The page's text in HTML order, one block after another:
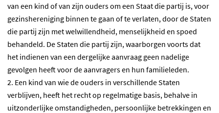
van een kind of van zijn ouders om een Staat die partij is, voor
gezinshereniging binnen te gaan of te verlaten, door de Staten
die partij zijn met welwillendheid, menselijkheid en spoed
behandeld. De Staten die partij zijn, waarborgen voorts dat
het indienen van een dergelijke aanvraag geen nadelige
gevolgen heeft voor de aanvragers en hun familieleden.
2. Een kind van wie de ouders in verschillende Staten
verblijven, heeft het recht op regelmatige basis, behalve in
uitzonderlijke omstandigheden, persoonlijke betrekkingen en